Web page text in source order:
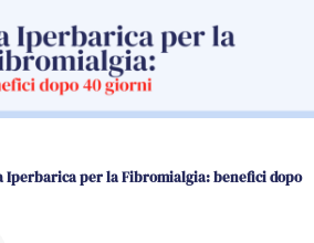
Iperbarica per la Fibromialgia: benefici dopo